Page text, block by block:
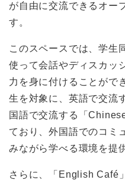
が自由に交流できるオー
す。
このスペースでは、学生
使って会話やディスカッ
力を身に付けることがで
生を対象に、英語で交流
国語で交流する「
ており、外国語でのコミ
みながら学べる環境を提
さらに、「English Café